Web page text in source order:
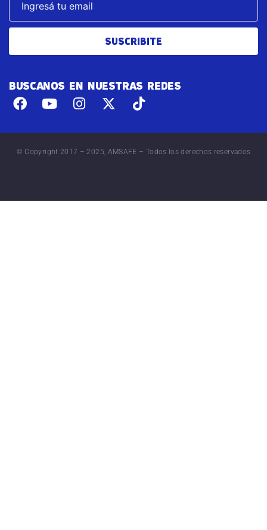
SUSCRIBITE
BUSCANOS EN NUESTRAS REDES
© Copyright 2017 – 2025, AMSAFE – Todos los derechos reservados